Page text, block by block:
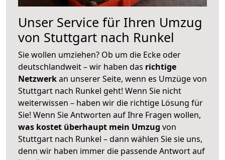
Unser Service für Ihren Umzug
von Stuttgart nach Runkel
Sie wollen umziehen? Ob um die Ecke oder
deutschlandweit – wir haben das richtige
Netzwerkan unserer Seite, wenn es Umzüge von
Stuttgart nach Runkel geht! Wenn Sie nicht
weiterwissen – haben wir die richtige Lösung für
Sie! Wenn Sie Antworten auf Ihre Fragen wollen,
was kostet überhaupt mein Umzug von
Stuttgart nach Runkel – dann wählen Sie sie uns,
denn wir haben immer die passende Antwort auf